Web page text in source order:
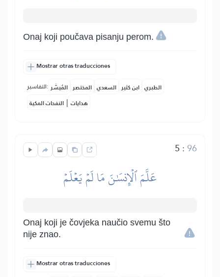
Onaj koji poučava pisanju perom.
Mostrar otras traducciones
التفاسير: المُيسَّر المختصر السعدي ابن كثير الطبري
النفحات المكية | هدايات
5 :96
عَلَّمَ ٱلۡإِنسَٰنَ مَا لَمۡ يَعۡلَمۡ
Onaj koji je čovjeka naučio svemu što
nije znao.
Mostrar otras traducciones